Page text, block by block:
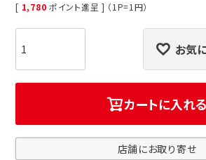
[ 1,780 ポイント進呈 ] （1P=1円）
お気
カートに入れる
店舗にお取り寄せ